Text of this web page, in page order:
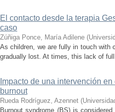
El contacto desde la terapia
caso
Zúñiga Ponce, María Adilene (
As children, we are fully in touch with
gradually lost. At times, this lack of
Impacto de una intervención
burnout
Rueda Rodríguez, Azennet (
Burnout syndrome (BS) is